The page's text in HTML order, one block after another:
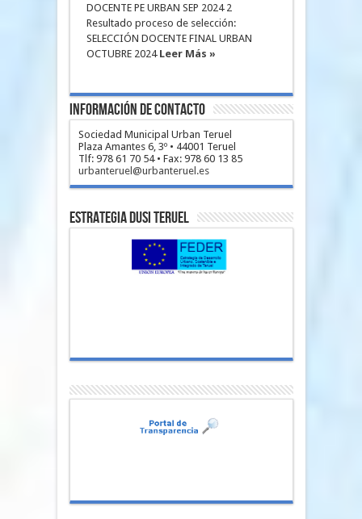
DOCENTE PE URBAN SEP 2024 2
Resultado proceso de selección:
SELECCIÓN DOCENTE FINAL URBAN
OCTUBRE 2024 Leer Más »
Información de Contacto
Sociedad Municipal Urban Teruel
Plaza Amantes 6, 3º • 44001 Teruel
Tlf: 978 61 70 54 • Fax: 978 60 13 85
urbanteruel@urbanteruel.es
Estrategia DUSI Teruel